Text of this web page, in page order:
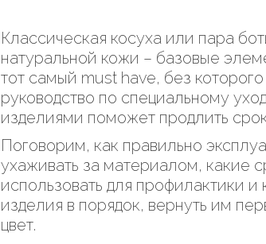
Классическая косуха или пара
натуральной кожи – базовые
тот самый must have, без
руководство по специальному
изделиями поможет продлить
Поговорим, как правильно
ухаживать за материалом, какие
использовать для профилактики и
изделия в порядок, вернуть им
цвет.